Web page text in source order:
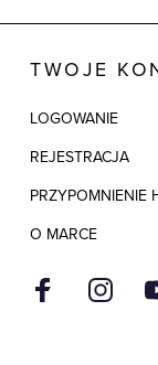
TWOJE
LOGOWANIE
REJESTRACJA
PRZYPOMNIENIE
O MARCE